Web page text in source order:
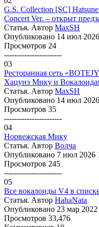
G.S. Collection [SC]
Concert Ver. – открыт
Статья. Автор MaxSH
Опубликовано 14 июл
Просмотров 24
-----------------------
03
Ресторанная сеть
Хацунэ Мику и
Статья. Автор MaxSH
Опубликовано 14 июл
Просмотров 35
-----------------------
04
Норвежская Мику
Статья. Автор Волчa
Опубликовано 7 июл 2026
Просмотров 245
-----------------------
05
Все вокалоиды V4 в
Статья. Автор HahaNata
Опубликовано 23 мар
Просмотров 33,476